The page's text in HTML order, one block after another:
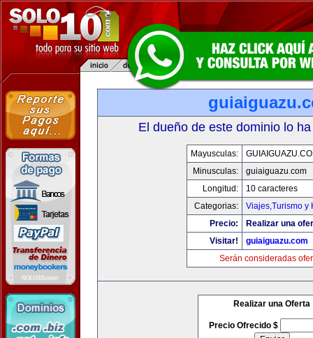
El dueño de este dominio lo
Mayusculas:
Minusculas:
guiaiguazu.com
Longitud:
10 caracteres
Categorias:
Viajes,Turismo y
Precio:
Realizar una
Visitar!
guiaiguazu.com
Serán consideradas
Realizar una Oferta
Precio Ofrecido $